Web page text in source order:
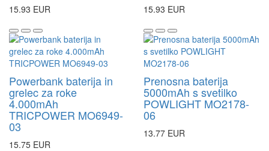
15.93 EUR 15.93 EUR
Powerbank baterija in
grelec za roke
4.000mAh
TRICPOWER MO6949-
03
15.75 EUR
Prenosna baterija
5000mAh s svetilko
POWLIGHT MO2178-
06
13.77 EUR